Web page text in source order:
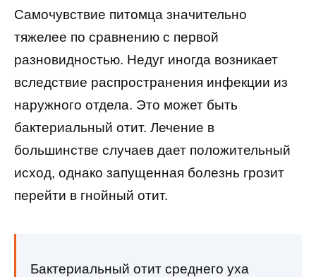
Самочувствие питомца значительно
тяжелее по сравнению с первой
разновидностью. Недуг иногда возникает
вследствие распространения инфекции из
наружного отдела. Это может быть
бактериальный отит. Лечение в
большинстве случаев дает положительный
исход, однако запущенная болезнь грозит
перейти в гнойный отит.
Бактериальный отит среднего уха